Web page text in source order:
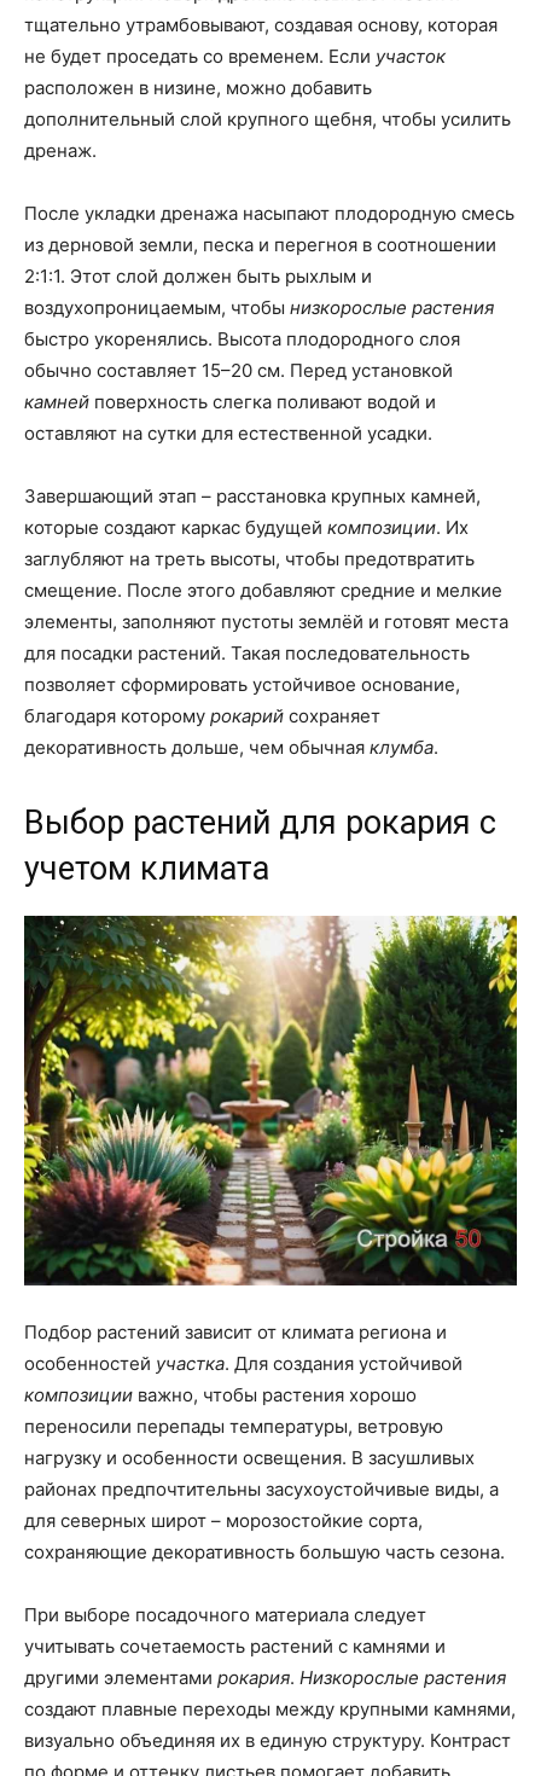
тщательно утрамбовывают, создавая основу, которая
не будет проседать со временем. Если участок
расположен в низине, можно добавить
дополнительный слой крупного щебня, чтобы усилить
дренаж.
После укладки дренажа насыпают плодородную смесь
из дерновой земли, песка и перегноя в соотношении
2:1:1. Этот слой должен быть рыхлым и
воздухопроницаемым, чтобы низкорослые растения
быстро укоренялись. Высота плодородного слоя
обычно составляет 15–20 см. Перед установкой
камней поверхность слегка поливают водой и
оставляют на сутки для естественной усадки.
Завершающий этап – расстановка крупных камней,
которые создают каркас будущей композиции. Их
заглубляют на треть высоты, чтобы предотвратить
смещение. После этого добавляют средние и мелкие
элементы, заполняют пустоты землёй и готовят места
для посадки растений. Такая последовательность
позволяет сформировать устойчивое основание,
благодаря которому рокарий сохраняет
декоративность дольше, чем обычная клумба.
Выбор растений для рокария с
учетом климата
Подбор растений зависит от климата региона и
особенностей участка. Для создания устойчивой
композиции важно, чтобы растения хорошо
переносили перепады температуры, ветровую
нагрузку и особенности освещения. В засушливых
районах предпочтительны засухоустойчивые виды, а
для северных широт – морозостойкие сорта,
сохраняющие декоративность большую часть сезона.
При выборе посадочного материала следует
учитывать сочетаемость растений с камнями и
другими элементами рокария. Низкорослые растения
создают плавные переходы между крупными камнями,
визуально объединяя их в единую структуру. Контраст